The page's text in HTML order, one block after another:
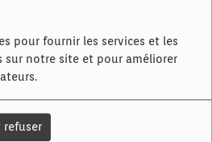
pour fournir les services et les
notre site et pour améliorer
refuser